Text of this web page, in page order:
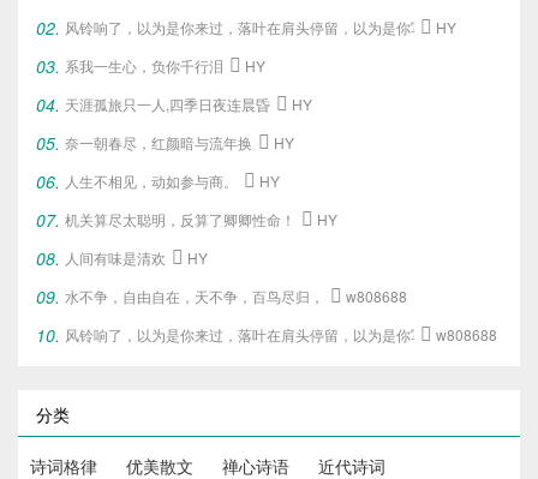
风铃响了，以为是你来过，落叶在肩头停留，以为是你写下的旧梦。
 HY
系我一生心，负你千行泪  HY
天涯孤旅只一人,四季日夜连晨昏  HY
奈一朝春尽，红颜暗与流年换  HY
人生不相见，动如参与商。
 HY
机关算尽太聪明，反算了卿卿性命！
 HY
人间有味是清欢  HY
水不争，自由自在，天不争，百鸟尽归，
 w808688
风铃响了，以为是你来过，落叶在肩头停留，以为是你写下的旧梦。
 w808688
分类
诗词格律 优美散文 禅心诗语 近代诗词